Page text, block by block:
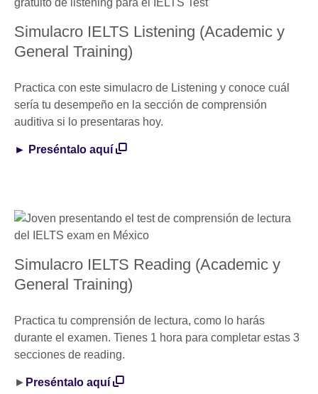
Simulacro IELTS Listening (Academic y
General Training)
Practica con este simulacro de Listening y conoce cuál
sería tu desempeño en la sección de comprensión
auditiva si lo presentaras hoy.
► Preséntalo aquí
Simulacro IELTS Reading (Academic y
General Training)
Practica tu comprensión de lectura, como lo harás
durante el examen. Tienes 1 hora para completar estas 3
secciones de reading.
► Preséntalo aquí